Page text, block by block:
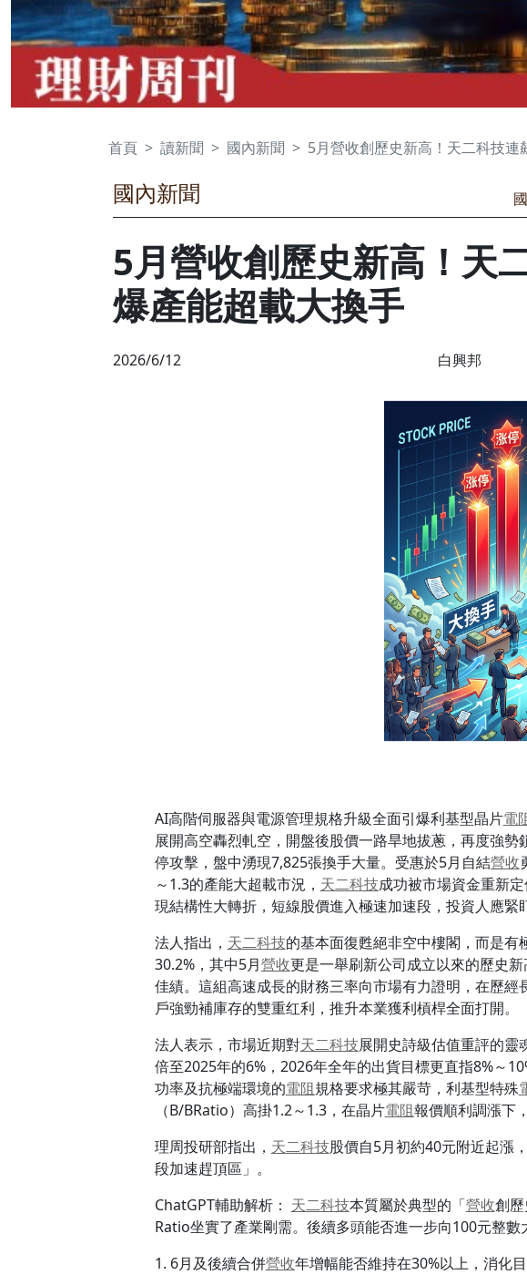
首頁 讀新聞 國內新聞 5月營收創歷史新高！天二科技
國內新聞
5月營收創歷史新高！天
爆產能超載大換手
2026/6/12 白興邦
AI高階伺服器與電源管理規格升級全面引爆利基型晶片電
展開高空轟烈軋空，開盤後股價一路旱地拔蔥，再度強
停攻擊，盤中湧現7,825張換手大量。受惠於5月自結營收
～1.3的產能大超載市況， 天二科技成功被市場資金重新
現結構性大轉折，短線股價進入極速加速段，投資人應緊
法人指出， 天二科技的基本面復甦絕非空中樓閣，而是
30.2%，其中5月營收更是一舉刷新公司成立以來的歷史
佳績。這組高速成長的財務三率向市場有力證明，在歷
戶強勁補庫存的雙重红利，推升本業獲利槓桿全面打開。
法人表示，市場近期對天二科技展開史詩級估值重評的靈
倍至2025年的6%，2026年全年的出貨目標更直指8%～
功率及抗極端環境的電阻規格要求極其嚴苛，利基型特殊
（B/BRatio）高掛1.2～1.3，在晶片電阻報價順利調漲下
理周投研部指出， 天二科技股價自5月初約40元附近起漲
段加速趕頂區」。
ChatGPT輔助解析： 天二科技本質屬於典型的「營收創
Ratio坐實了產業剛需。後續多頭能否進一步向100元整數
1. 6月及後續合併營收年增幅能否維持在30%以上，消化